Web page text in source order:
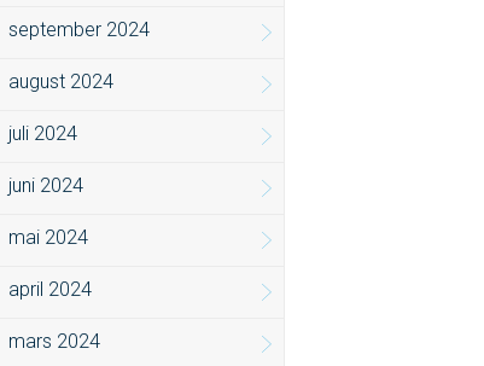
september 2024
august 2024
juli 2024
juni 2024
mai 2024
april 2024
mars 2024